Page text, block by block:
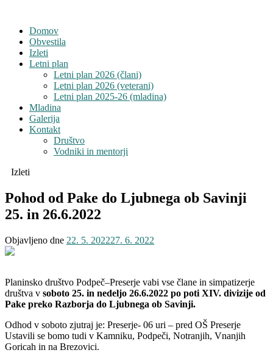
Domov
Obvestila
Izleti
Letni plan
Letni plan 2026 (člani)
Letni plan 2026 (veterani)
Letni plan 2025-26 (mladina)
Mladina
Galerija
Kontakt
Društvo
Vodniki in mentorji
Izleti
Pohod od Pake do Ljubnega ob Savinji
25. in 26.6.2022
Objavljeno dne 22. 5. 202227. 6. 2022
Planinsko društvo Podpeč–Preserje vabi vse člane in simpatizerje
društva v soboto 25. in nedeljo 26.6.2022 po poti XIV. divizije od
Pake preko Razborja do Ljubnega ob Savinji.
Odhod v soboto zjutraj je: Preserje- 06 uri – pred OŠ Preserje
Ustavili se bomo tudi v Kamniku, Podpeči, Notranjih, Vnanjih
Goricah in na Brezovici.